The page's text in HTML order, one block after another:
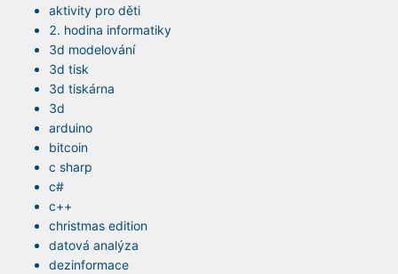
aktivity pro děti
2. hodina informatiky
3d modelování
3d tisk
3d tiskárna
3d
arduino
bitcoin
c sharp
c#
c++
christmas edition
datová analýza
dezinformace